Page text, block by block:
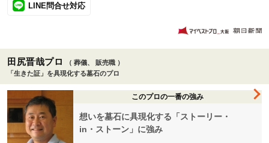
LINE問合せ対応
田尻晋哉プロ
（ 葬儀、 販売職 ）
「生きた証」を具現化する墓石のプロ
このプロの一番の強み
想いを墓石に具現化する「ストーリー・
in・ストーン」に強み